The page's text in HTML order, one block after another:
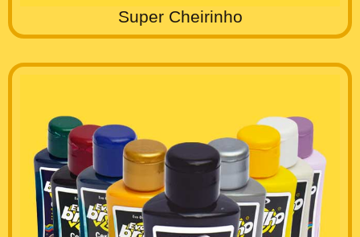
Super Cheirinho